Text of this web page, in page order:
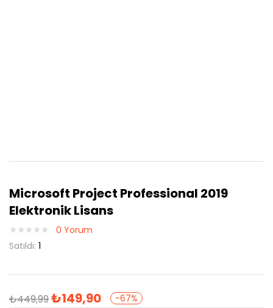
Microsoft Project Professional 2019
Elektronik Lisans
0 Yorum
Satıldı: 1
₺449,99₺149,90 -67%